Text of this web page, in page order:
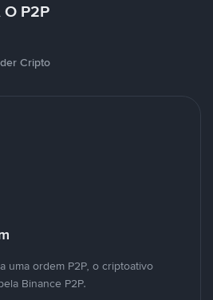
P2P
Cripto
uma ordem P2P, o criptoativo
Binance P2P.